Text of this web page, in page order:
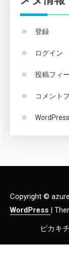
登録
ログイン
投稿フィ
コメント
Copyright ©
WordPress |
ピカキ